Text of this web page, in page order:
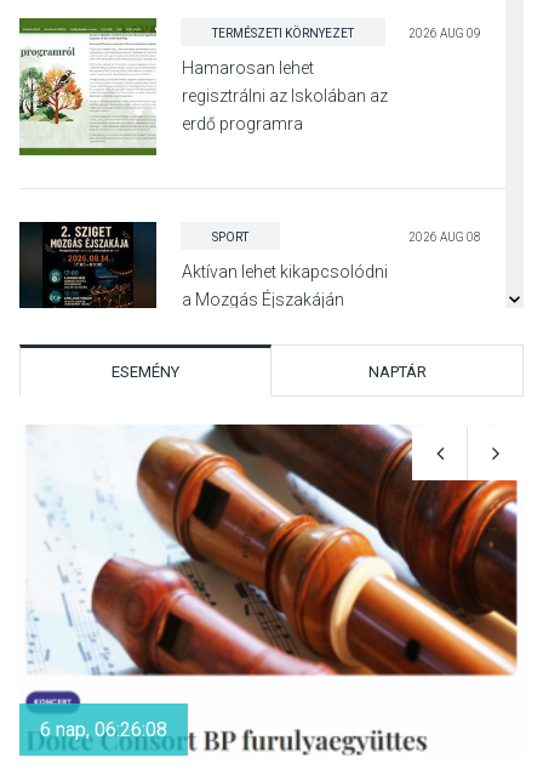
TERMÉSZETI KÖRNYEZET 2026 AUG 09
Hamarosan lehet
regisztrálni az Iskolában az
erdő programra
SPORT 2026 AUG 08
Aktívan lehet kikapcsolódni
a Mozgás Éjszakáján
KULTÚRA 2026 AUG 08
Luce dell’amore – Ott Rezső
szerzői estjén lehet részt
venni Visegrádon
KÖZÉLET 2026 AUG 08
Felhívás a gyermekek
fokozott védelmére a nyári
hőségben
ESEMÉNY NAPTÁR
6 nap, 06:26:07